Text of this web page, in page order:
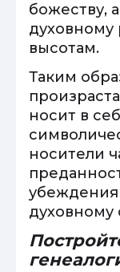
божеству,
высотам.
Таким
носит в
носители
духовному